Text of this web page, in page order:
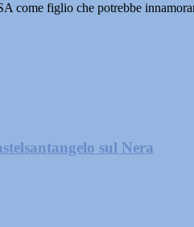
come figlio che potrebbe
sul Nera